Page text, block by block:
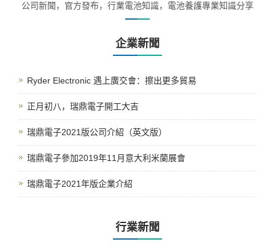
公司新聞，官方發布，行業電池知識，電池養護專業知識分享
企業新聞
Ryder Electronic 遇上廣交會：擦出更多貿易
正月初八，瑞鼎電子開工大吉
瑞鼎電子2021版公司介紹（英文版）
瑞鼎電子參加2019年11月意大利米蘭展會
瑞鼎電子2021年版企業介紹
行業新聞